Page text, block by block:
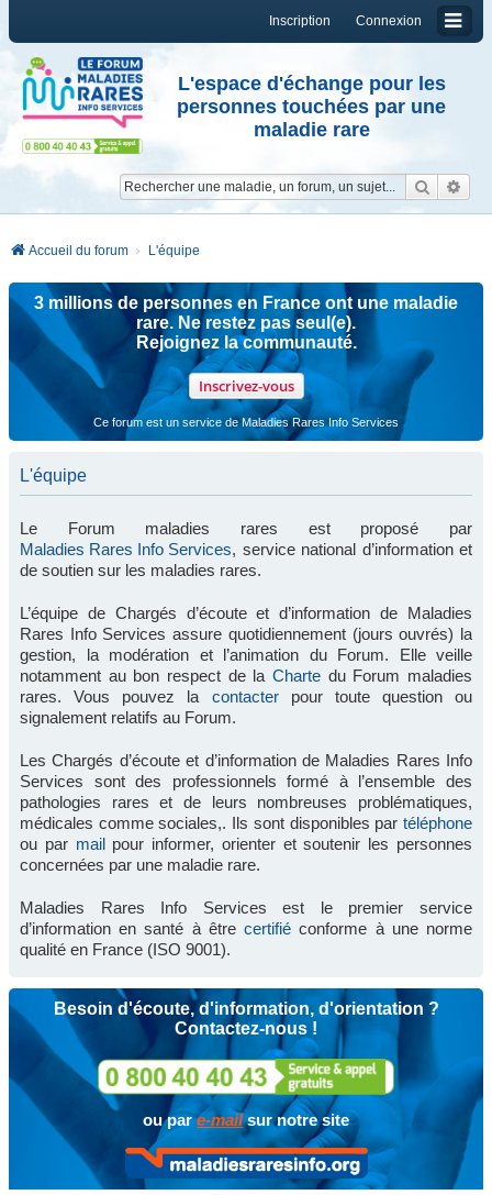
Connexion
Inscription
L'espace d'échange pour les
personnes touchées par une
maladie rare
Accueil du forum L'équipe
3 millions de personnes en France ont une maladie
rare. Ne restez pas seul(e).
Rejoignez la communauté.
Inscrivez-vous
Ce forum est un service de Maladies Rares Info Services
L'équipe
Le Forum maladies rares est proposé par
Maladies Rares Info Services, service national d’information et
de soutien sur les maladies rares.
L’équipe de Chargés d’écoute et d’information de Maladies
Rares Info Services assure quotidiennement (jours ouvrés) la
gestion, la modération et l’animation du Forum. Elle veille
notamment au bon respect de la Charte du Forum maladies
rares. Vous pouvez la contacterpour toute question ou
signalement relatifs au Forum.
Les Chargés d’écoute et d’information de Maladies Rares Info
Services sont des professionnels formé à l’ensemble des
pathologies rares et de leurs nombreuses problématiques,
médicales comme sociales,. Ils sont disponibles par téléphone
ou par mailpour informer, orienter et soutenir les personnes
concernées par une maladie rare.
Maladies Rares Info Services est le premier service
d’information en santé à êtrecertifié conforme à une norme
qualité en France (ISO 9001).
Besoin d'écoute, d'information, d'orientation ?
Contactez-nous !
ou pare-mailsur notre site